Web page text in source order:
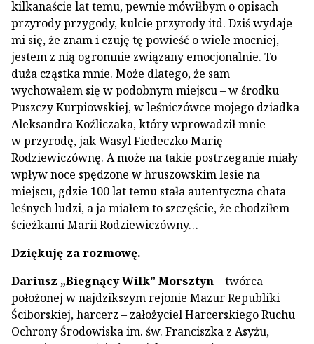
kilkanaście lat temu, pewnie mówiłbym o opisach
przyrody przygody, kulcie przyrody itd. Dziś wydaje
mi się, że znam i czuję tę powieść o wiele mocniej,
jestem z nią ogromnie związany emocjonalnie. To
duża cząstka mnie. Może dlatego, że sam
wychowałem się w podobnym miejscu – w środku
Puszczy Kurpiowskiej, w leśniczówce mojego dziadka
Aleksandra Koźliczaka, który wprowadził mnie
w przyrodę, jak Wasyl Fiedeczko Marię
Rodziewiczównę. A może na takie postrzeganie miały
wpływ noce spędzone w hruszowskim lesie na
miejscu, gdzie 100 lat temu stała autentyczna chata
leśnych ludzi, a ja miałem to szczęście, że chodziłem
ścieżkami Marii Rodziewiczówny…
Dziękuję za rozmowę.
Dariusz „Biegnący Wilk” Morsztyn– twórca
położonej w najdzikszym rejonie Mazur Republiki
Ściborskiej, harcerz – założyciel Harcerskiego Ruchu
Ochrony Środowiska im. św. Franciszka z Asyżu,